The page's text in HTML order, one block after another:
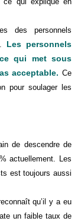
des personnels
Les personnels
qui met sous
acceptable. Ce
pour soulager les
de descendre de
actuellement. Les
est toujours aussi
qu’il y a eu
un faible taux de